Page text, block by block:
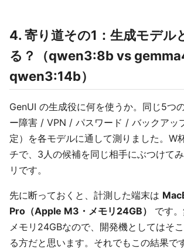
4. 寄り道その1：生成モデル
る？（qwen3:8b vs
qwen3:14b）
GenUI の生成役に何を使うか。同じ5つ
ー障害 / VPN / パスワード / バックアッ
定）を各モデルに通して測りました。W
チで、3人の候補を同じ相手にぶつけて
リです。
先に断っておくと、計測した端末は
Pro（Apple M3・メモリ24GB）
です
メモリ24GBなので、開発機としてはそ
る方だと思います。それでもこの結果で